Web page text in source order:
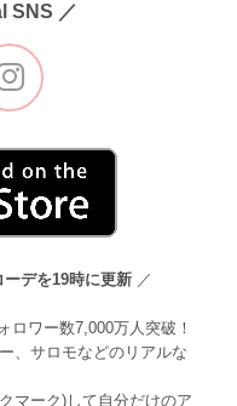
SNS ／
デを19時に更新 ／
ロワー数7,000万人突破！
、サロモなどのリアルな
マーク)して自分だけのア